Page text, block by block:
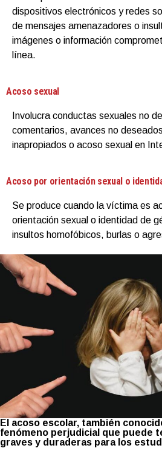
dispositivos electrónicos y redes
de mensajes amenazadores o
imágenes o información
línea.
Acoso sexual
Involucra conductas sexuales no
comentarios, avances no
inapropiados o acoso sexual en
Acoso por orientación sexual o
Se produce cuando la víctima es
orientación sexual o identidad de
insultos homofóbicos, burlas o
El acoso escolar, también
fenómeno perjudicial que puede
graves y duraderas para los